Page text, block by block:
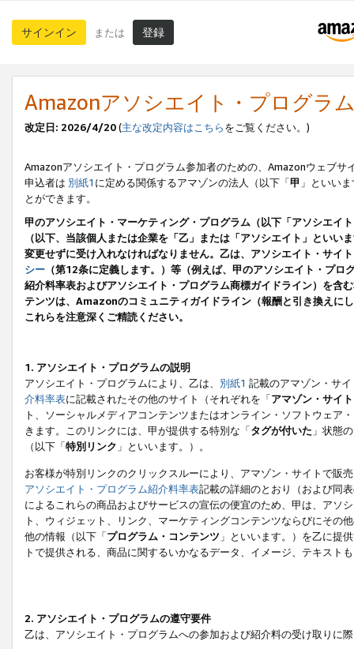
サインイン または 登録
Amazonアソシエイト・プログラ
改定日: 2026/4/20(主な改定内容はこちらをご覧ください。)
Amazonアソシエイト・プログラム参加者のための、Amazonウェブサ
申込者は 別紙1 に定める関係するアマゾンの法人（以下「甲 」といい
とができます。
甲のアソシエイト・マーケティング・プログラム（以下「アソシエイ
（以下、当該個人または企業を「乙」または「アソシエイト」とい
変更せずに受け入れなければなりません。乙は、アソシエイト・サイ
シー （第12条に定義します。）等（例えば、甲のアソシエイト・プ
紹介料率表およびアソシエイト・プログラム商標ガイドライン）を
テンツは、Amazonのコミュニティガイドライン（報酬と引き換えに
これらを注意深くご精読ください。
1. アソシエイト・プログラムの説明
アソシエイト・プログラムにより、乙は、 別紙1 記載のアマゾン・サ
介料率表に記載されたその他のサイト（それぞれを「アマゾン・サイト
ト、ソーシャルメディアコンテンツまたはオンライン・ソフトウェア
きます。このリンクには、甲が提供する特別な「タグが付いた 」状態
（以下「特別リンク 」といいます。）。
お客様が特別リンクのクリックスルーにより、アマゾン・サイトで販
アソシエイト・プログラム紹介料率表記載の詳細のとおり（および同
によるこれらの商品およびサービスの宣伝の便宜のため、甲は、アソ
ト、ウィジェット、リンク、マーケティングコンテンツならびにその
他の情報（以下「プログラム・コンテンツ 」といいます。）を乙に提
トで提供される、商品に関するいかなるデータ、イメージ、テキス
2. アソシエイト・プログラムの遵守要件
乙は、アソシエイト・プログラムへの参加および紹介料の受け取りに